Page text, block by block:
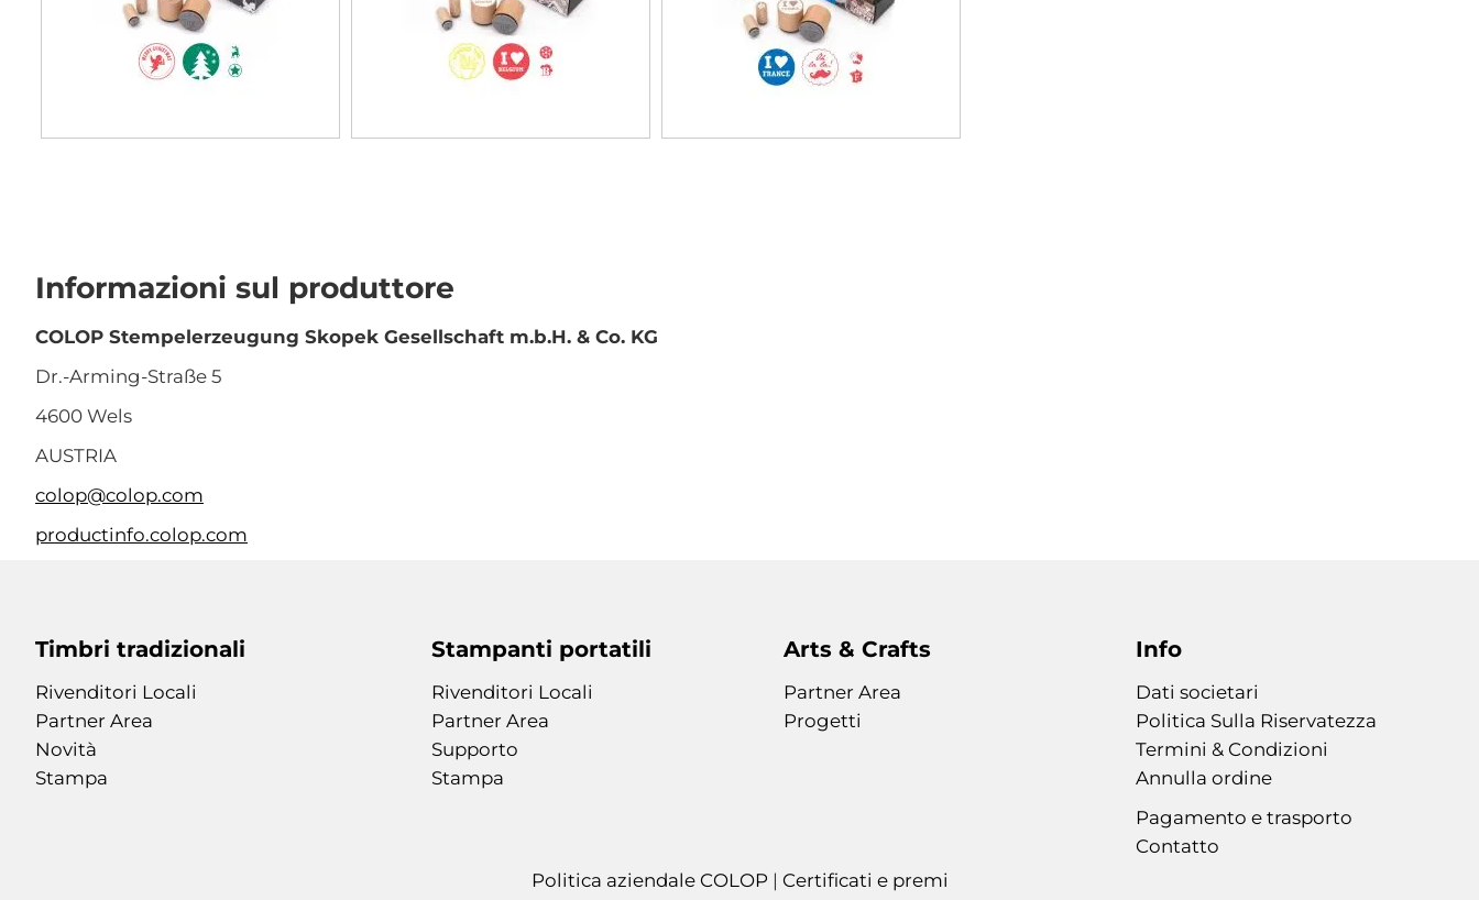
Informazioni sul produttore
COLOP Stempelerzeugung Skopek Gesellschaft m.b.H. & Co. KG
Dr.-Arming-Straße 5
4600 Wels
AUSTRIA
colop@colop.com
productinfo.colop.com
Timbri tradizionali
Rivenditori Locali
Partner Area
Novità
Stampa
Stampanti portatili
Rivenditori Locali
Partner Area
Supporto
Stampa
Arts & Crafts
Partner Area
Progetti
Info
Dati societari
Politica Sulla Riservatezza
Termini & Condizioni
Annulla ordine
Pagamento e trasporto
Contatto
Politica aziendale COLOP | Certificati e premi